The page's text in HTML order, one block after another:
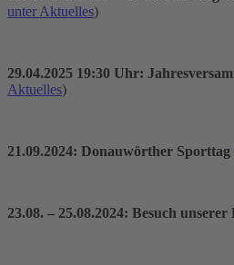
unter Aktuelles)
29.04.2025 19:30 Uhr:
Aktuelles)
21.09.2024: Donauwörther Sporttag
23.08. – 25.08.2024: Besuch